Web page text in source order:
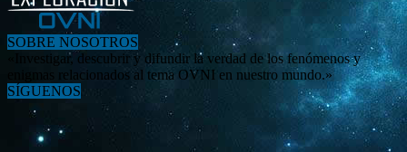
SOBRE NOSOTROS
«Investigar, descubrir y difundir la verdad de los fenómenos y
enigmas relacionados al tema OVNI en nuestro mundo.»
SÍGUENOS